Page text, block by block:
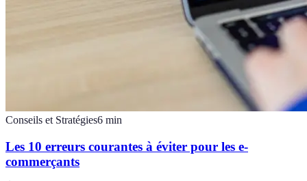
Conseils et Stratégies6 min
Les 10 erreurs courantes à éviter pour les e-
commerçants